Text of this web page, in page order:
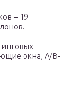
– 19
окна, A/B-